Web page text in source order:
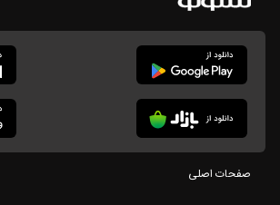
صفحات اصلی